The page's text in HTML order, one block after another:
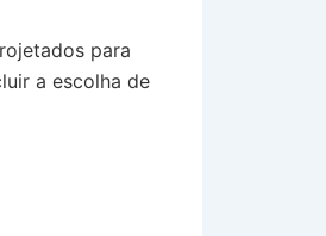
para
a escolha de